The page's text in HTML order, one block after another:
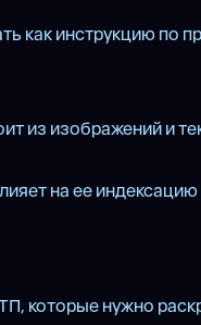
как инструкцию по
изображений и
на ее
которые нужно